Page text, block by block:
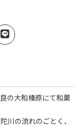
の大和榛原にて和菓
川の流れのごとく、